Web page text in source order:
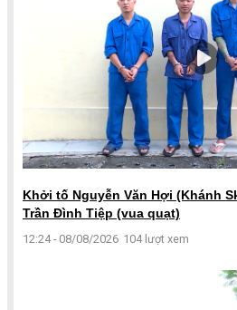
Khởi tố Nguyễn Văn Hợi (Khánh
Trần Đình Tiệp (vua quạt)
12:24 - 08/08/2026 104 lượt xem